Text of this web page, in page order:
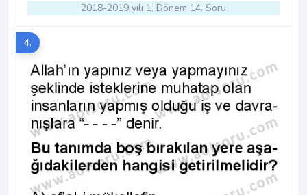
2018-2019 yılı 1. Dönem 14. Soru
4.